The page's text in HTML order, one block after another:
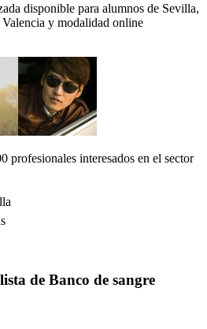
disponible para alumnos de Sevilla,
y modalidad online
profesionales interesados en el sector
de Banco de sangre